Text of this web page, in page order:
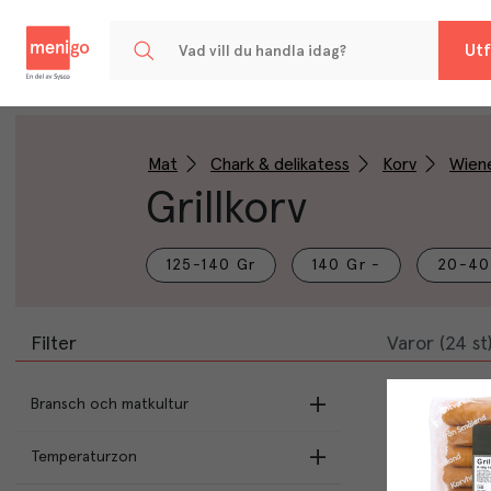
Mat Chark & delikatess Korv
Grillkorv
125-140 Gr 140 Gr - 20-40
Varor (24 st)
Filter
Bransch och matkultur
Temperaturzon